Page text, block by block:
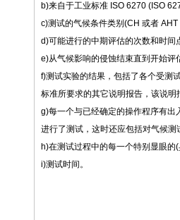
b)来自于工业标准 ISO 6270 (ISO
c)测试的气候条件类别(CH 或者
d)可能进行的中期评估的次数和时间
e)从气候影响的侵蚀结束直到开始评
f)测试实验的结果，包括了各个受测
标准所要求的其它说明报告，该说
g)每一个与已经确定的操作程序有
进行了测试，这时还应包括对气候测
h)在测试过程中的每一个特别显眼的
i)测试时间。